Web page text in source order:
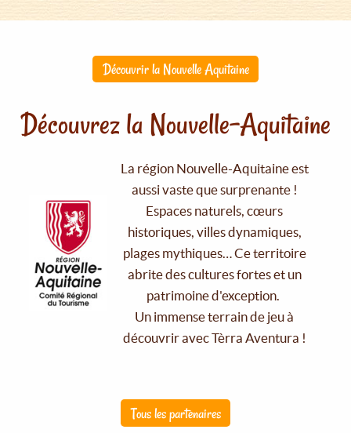
Découvrir la Nouvelle Aquitaine
Découvrez la Nouvelle-Aquitaine
La région Nouvelle-Aquitaine est
aussi vaste que surprenante !
Espaces naturels, cœurs
historiques, villes dynamiques,
plages mythiques… Ce territoire
abrite des cultures fortes et un
patrimoine d'exception.
Un immense terrain de jeu à
découvrir avec Tèrra Aventura !
Tous les partenaires